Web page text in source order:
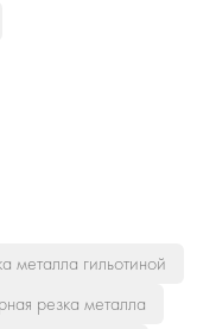
металла гильотиной
резка металла